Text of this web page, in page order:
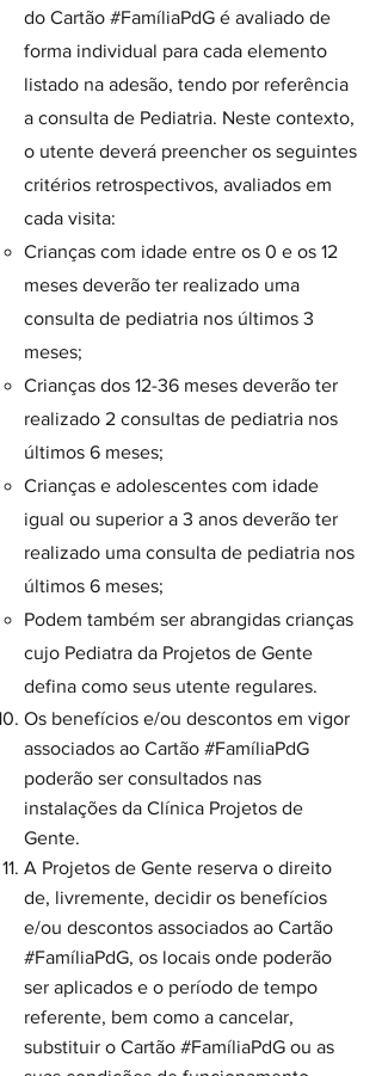
do Cartão #FamíliaPdG é avaliado de
forma individual para cada elemento
listado na adesão, tendo por referência
a consulta de Pediatria. Neste contexto,
o utente deverá preencher os seguintes
critérios retrospectivos, avaliados em
cada visita:
Crianças com idade entre os 0 e os 12
meses deverão ter realizado uma
consulta de pediatria nos últimos 3
meses;
Crianças dos 12-36 meses deverão ter
realizado 2 consultas de pediatria nos
últimos 6 meses;
Crianças e adolescentes com idade
igual ou superior a 3 anos deverão ter
realizado uma consulta de pediatria nos
últimos 6 meses;
Podem também ser abrangidas crianças
cujo Pediatra da Projetos de Gente
defina como seus utente regulares.
Os benefícios e/ou descontos em vigor
associados ao Cartão #FamíliaPdG
poderão ser consultados nas
instalações da Clínica Projetos de
Gente.
​A Projetos de Gente reserva o direito
de, livremente, decidir os benefícios
e/ou descontos associados ao Cartão
#FamíliaPdG, os locais onde poderão
ser aplicados e o período de tempo
referente, bem como a cancelar,
substituir o Cartão #FamíliaPdG ou as